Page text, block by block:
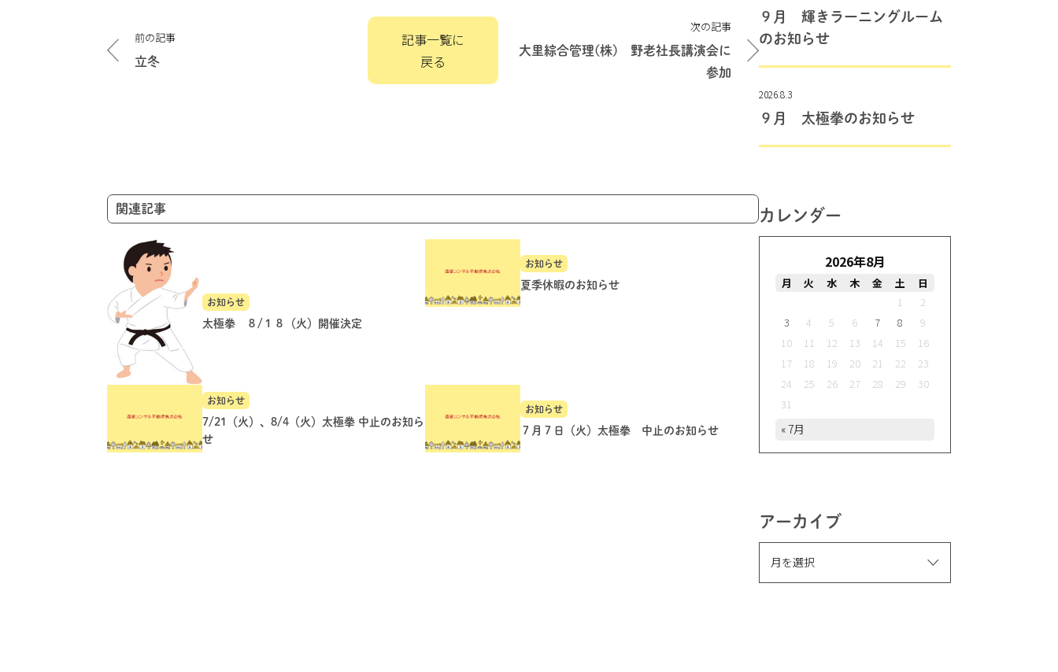
稿
ナ
前の記事
立冬
記事一覧に
戻る
次の記事
大里綜合管理(株) 野老社長講演会に
参加
関連記事
お知らせ
太極拳 ８/１８（火）開催決定
お知らせ
夏季休暇のお知らせ
お知らせ
7/21（火）、8/4（火）太極拳 中止のお知ら
せ
お知らせ
７月７日（火）太極拳 中止のお知らせ
９月 輝きラーニングルーム
のお知らせ
2026.8.3
９月 太極拳のお知らせ
カレンダー
2026年8月
月 火 水 木 金 土
日
1
2
3
4 5 6 7 8
9
10
11 12 13 14 15
16
17
18 19 20 21 22
23
24
25 26 27 28 29
30
31
« 7月
アーカイブ